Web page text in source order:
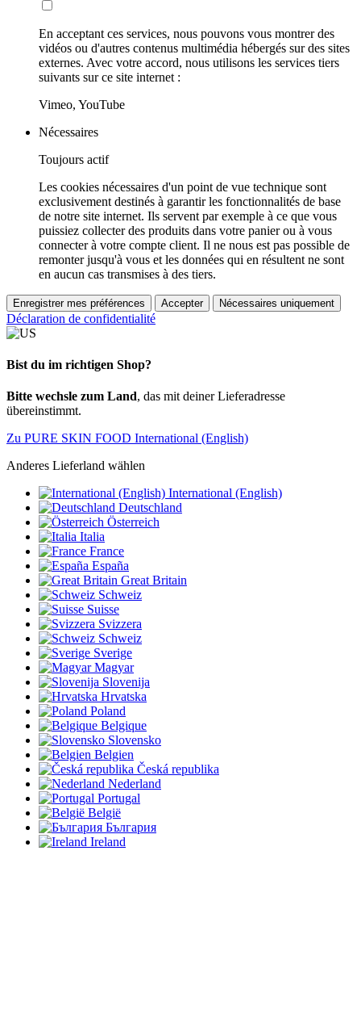
En acceptant ces services, nous pouvons vous montrer des
vidéos ou d'autres contenus multimédia hébergés sur des sites
externes. Avec votre accord, nous utilisons les services tiers
suivants sur ce site internet :
Vimeo, YouTube
Nécessaires
Toujours actif
Les cookies nécessaires d'un point de vue technique sont
exclusivement destinés à garantir les fonctionnalités de base
de notre site internet. Ils servent par exemple à ce que vous
puissiez collecter des produits dans votre panier ou à vous
connecter à votre compte client. Il ne nous est pas possible de
remonter jusqu'à vous et les données qui en résultent ne sont
en aucun cas transmises à des tiers.
Enregistrer mes préférences Accepter Nécessaires uniquement
Déclaration de confidentialité
Bist du im richtigen Shop?
Bitte wechsle zum Land, das mit deiner Lieferadresse
übereinstimmt.
Zu PURE SKIN FOOD International (English)
Anderes Lieferland wählen
International (English)
Deutschland
Österreich
Italia
France
España
Great Britain
Schweiz
Suisse
Svizzera
Schweiz
Sverige
Magyar
Slovenija
Hrvatska
Poland
Belgique
Slovensko
Belgien
Česká republika
Nederland
Portugal
België
България
Ireland